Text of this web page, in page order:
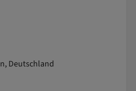
Deutschland